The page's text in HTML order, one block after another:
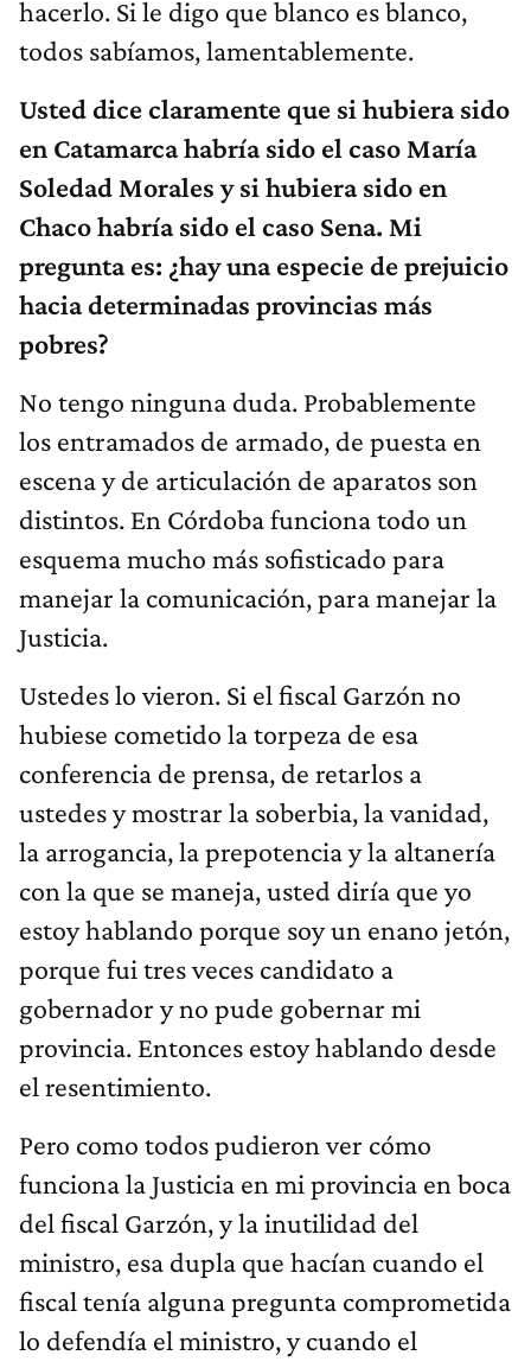
hacerlo. Si le digo que blanco es blanco,
todos sabíamos, lamentablemente.
Usted dice claramente que si hubiera sido
en Catamarca habría sido el caso María
Soledad Morales y si hubiera sido en
Chaco habría sido el caso Sena. Mi
pregunta es: ¿hay una especie de prejuicio
hacia determinadas provincias más
pobres?
No tengo ninguna duda. Probablemente
los entramados de armado, de puesta en
escena y de articulación de aparatos son
distintos. En Córdoba funciona todo un
esquema mucho más sofisticado para
manejar la comunicación, para manejar la
Justicia.
Ustedes lo vieron. Si el fiscal Garzón no
hubiese cometido la torpeza de esa
conferencia de prensa, de retarlos a
ustedes y mostrar la soberbia, la vanidad,
la arrogancia, la prepotencia y la altanería
con la que se maneja, usted diría que yo
estoy hablando porque soy un enano jetón,
porque fui tres veces candidato a
gobernador y no pude gobernar mi
provincia. Entonces estoy hablando desde
el resentimiento.
Pero como todos pudieron ver cómo
funciona la Justicia en mi provincia en boca
del fiscal Garzón, y la inutilidad del
ministro, esa dupla que hacían cuando el
fiscal tenía alguna pregunta comprometida
lo defendía el ministro, y cuando el